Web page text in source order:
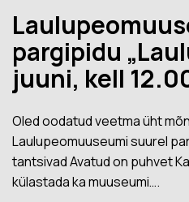
pargipidu
juuni, kell
Oled oodatud veetma üht
Laulupeomuuseumi suurel
tantsivad Avatud on puhvet
külastada ka muuseumi….